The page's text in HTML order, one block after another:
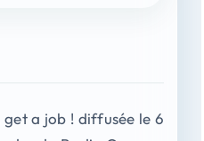
get a job ! diffusée le 6